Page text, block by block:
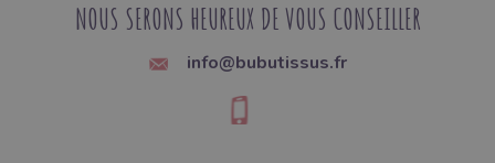
NOUS SERONS HEUREUX DE VOUS CONSEILLER
info@bubutissus.fr